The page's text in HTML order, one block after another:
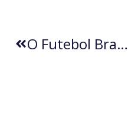
O Futebol Brasileiro E Seus Gênios (por Erasmo Angelo)